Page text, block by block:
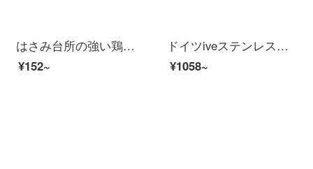
はさみ台所の強い鶏の骨のはさみステンレスの大きいサイズは肉を切ります。
¥152~
ドイツiveステンレスの台所鋏全鋼の強い鶏の骨は魚の骨を切って骨を切って骨を切って骨を切って骨を切ります。
¥1058~